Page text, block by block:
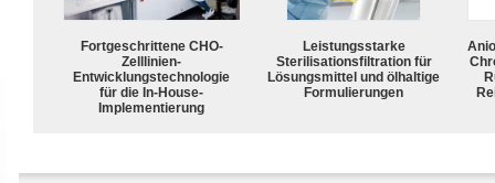
Fortgeschrittene CHO-
Zelllinien-
Entwicklungstechnologie
für die In-House-
Implementierung
Leistungsstarke
Sterilisationsfiltration für
Lösungsmittel und ölhaltige
Formulierungen